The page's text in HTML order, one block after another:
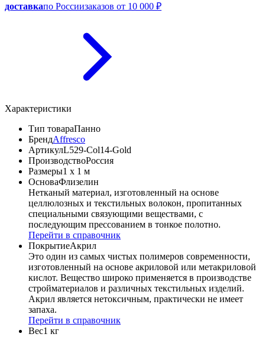
доставкапо Россиизаказов от 10 000 ₽
Характеристики
Тип товараПанно
БрендAffresco
АртикулL529-Col14-Gold
ПроизводствоРоссия
Размеры1 x 1 м
ОсноваФлизелин
Нетканый материал, изготовленный на основе
целлюлозных и текстильных волокон, пропитанных
специальными связующими веществами, с
последующим прессованием в тонкое полотно.
Перейти в справочник
ПокрытиеАкрил
Это один из самых чистых полимеров современности,
изготовленный на основе акриловой или метакриловой
кислот. Вещество широко применяется в производстве
стройматериалов и различных текстильных изделий.
Акрил является нетоксичным, практически не имеет
запаха.
Перейти в справочник
Вес1 кг